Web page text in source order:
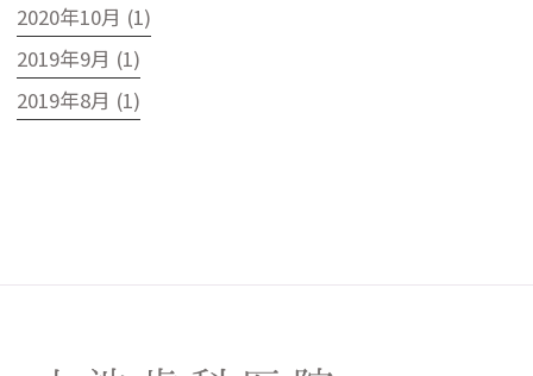
2020年10月 (1)
2019年9月 (1)
2019年8月 (1)